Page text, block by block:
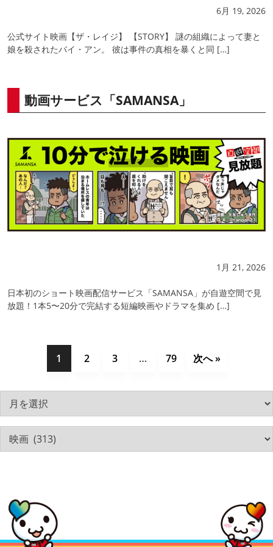
6月 19, 2026
公式サイト映画【ザ・レイジ】 【STORY】 謎の組織によって妻と
娘を殺されたバイ・アン。 彼は事件の真相を暴くと同 […]
動画サービス「SAMANSA」
1月 21, 2026
日本初のショート映画配信サービス「SAMANSA」が自遊空間で見
放題！1本5〜20分で完結する短編映画やドラマを集め […]
1 2 3 … 79 次へ »